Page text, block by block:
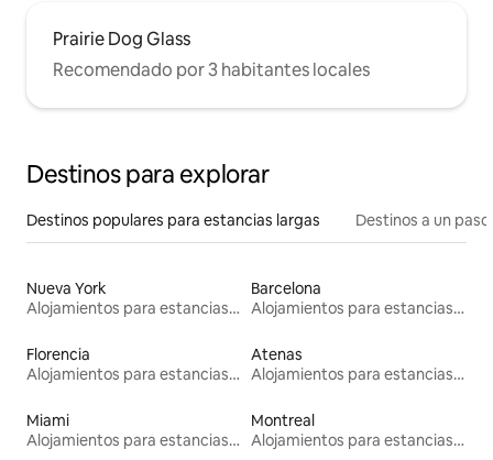
Prairie Dog Glass
Recomendado por 3 habitantes locales
Destinos para explorar
Destinos populares para estancias largas Destinos a un
Nueva York
Alojamientos para estancias largas
Barcelona
Alojamientos para estancias largas
Florencia
Alojamientos para estancias largas
Atenas
Alojamientos para estancias largas
Miami
Alojamientos para estancias largas
Montreal
Alojamientos para estancias largas